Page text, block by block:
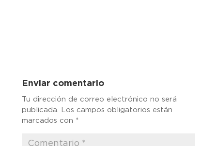
Enviar comentario
Tu dirección de correo electrónico no será
publicada.
Los campos obligatorios están
marcados con *